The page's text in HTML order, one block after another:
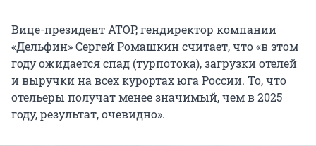
Вице-президент АТОР, гендиректор компании
«Дельфин» Сергей Ромашкин считает, что «в этом
году ожидается спад (турпотока), загрузки отелей
и выручки на всех курортах юга России. То, что
отельеры получат менее значимый, чем в 2025
году, результат, очевидно».